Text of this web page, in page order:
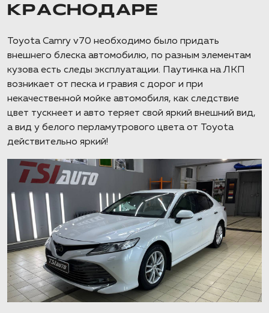
КРАСНОДАРЕ
Toyota Camry v70 необходимо было придать
внешнего блеска автомобилю, по разным элементам
кузова есть следы эксплуатации. Паутинка на ЛКП
возникает от песка и гравия с дорог и при
некачественной мойке автомобиля, как следствие
цвет тускнеет и авто теряет свой яркий внешний вид,
а вид у белого перламутрового цвета от Toyota
действительно яркий!